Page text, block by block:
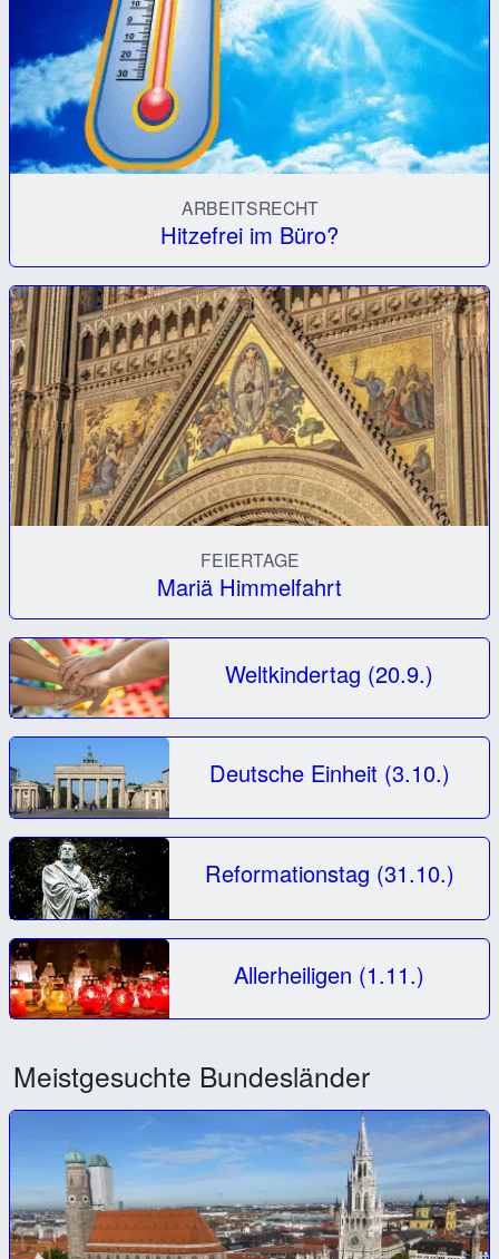
ARBEITSRECHT
Hitzefrei im Büro?
FEIERTAGE
Mariä Himmelfahrt
Weltkindertag (20.9.)
Deutsche Einheit (3.10.)
Reformationstag (31.10.)
Allerheiligen (1.11.)
Meistgesuchte Bundesländer